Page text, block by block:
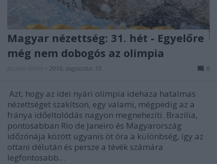
Magyar nézettség: 31. hét - Egyelőre
még nem dobogós az olimpia
• 2016. augusztus 10. 0
Azt, hogy az idei nyári olimpia idehaza hatalmas
nézettséget szakítson, egy valami, mégpedig az a
fránya időeltolódás nagyon megnehezíti. Brazília,
pontosabban Rio de Janeiro és Magyarország
időzónája között ugyanis öt óra a különbség, így az
ottani délután és persze a tévék számára
legfontosabb…